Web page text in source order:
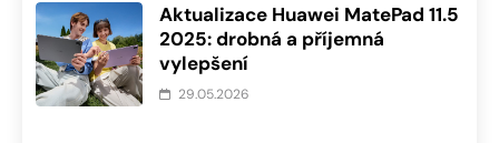
Aktualizace Huawei MatePad 11.5
2025: drobná a příjemná
vylepšení
29.05.2026